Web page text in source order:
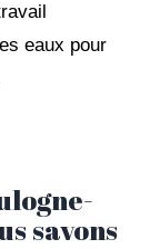
eaux pour
savons